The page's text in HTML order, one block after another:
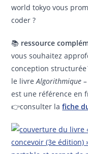
world tokyo vous
coder ?
📚 ressource
vous souhaitez
conception structurée
le livreAlgorithmique
est une référence en
👉consulter la fiche